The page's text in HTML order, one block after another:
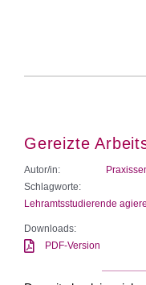
Gereizte
Autor/in:
Schlagworte:
Lehramtsstudierende
Downloads:
PDF-Version